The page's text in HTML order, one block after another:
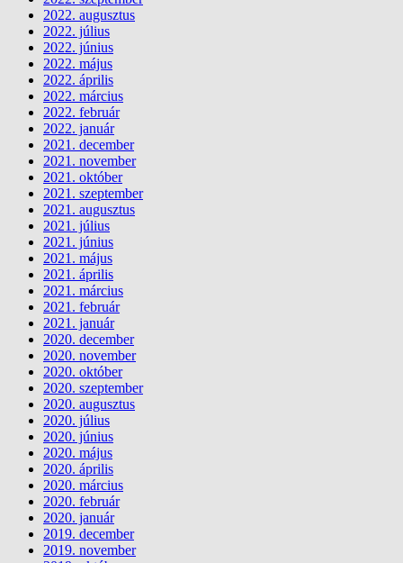
2022. augusztus
2022. július
2022. június
2022. május
2022. április
2022. március
2022. február
2022. január
2021. december
2021. november
2021. október
2021. szeptember
2021. augusztus
2021. július
2021. június
2021. május
2021. április
2021. március
2021. február
2021. január
2020. december
2020. november
2020. október
2020. szeptember
2020. augusztus
2020. július
2020. június
2020. május
2020. április
2020. március
2020. február
2020. január
2019. december
2019. november